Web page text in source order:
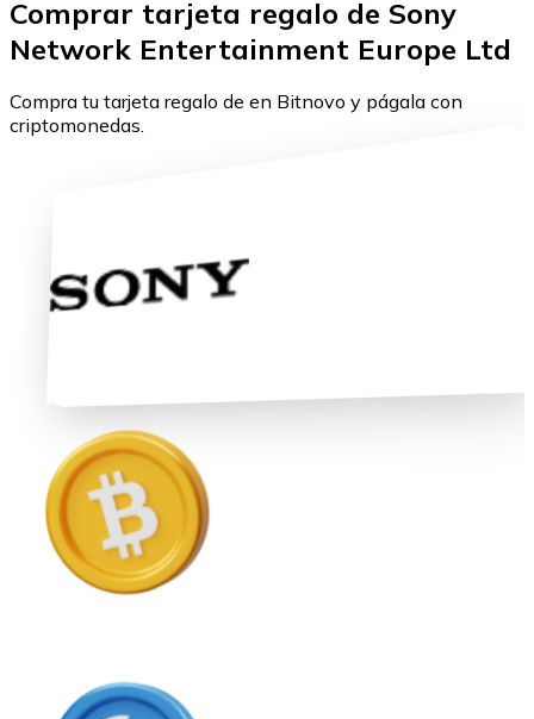
Bitcoin
Comprar tarjeta regalo de Sony
Network Entertainment Europe Ltd
Compra tu tarjeta regalo de en Bitnovo y págala con
criptomonedas.